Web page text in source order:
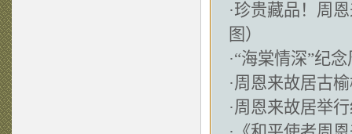
·珍贵藏品！周
图）
·“海棠情深”纪
·周恩来故居古
·周恩来故居举